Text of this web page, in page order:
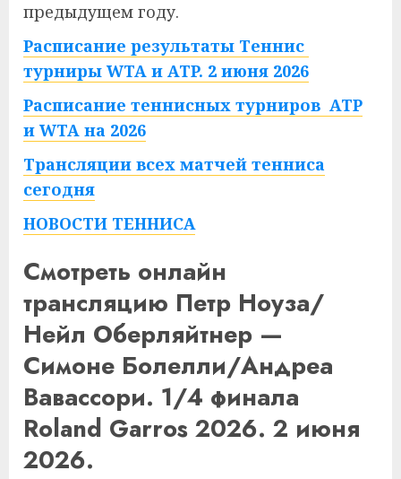
предыдущем году.
Расписание результаты Теннис
турниры WTA и ATP. 2 июня 2026
Расписание теннисных турниров ATP
и WTA на 2026
Трансляции всех матчей тенниса
сегодня
НОВОСТИ ТЕННИСА
Смотреть онлайн
трансляцию Петр Ноуза/
Нейл Оберляйтнер —
Симоне Болелли/Андреа
Вавассори. 1/4 финала
Roland Garros 2026. 2 июня
2026.